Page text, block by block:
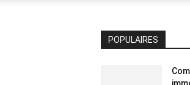
POPULAIRES